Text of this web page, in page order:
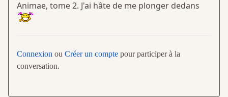
Animae, tome 2. J'ai hâte de me plonger dedans
Connexion ou Créer un compte pour participer à la
conversation.